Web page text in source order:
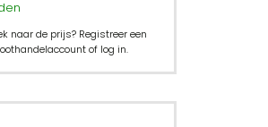
naar de prijs? Registreer een
of log in.